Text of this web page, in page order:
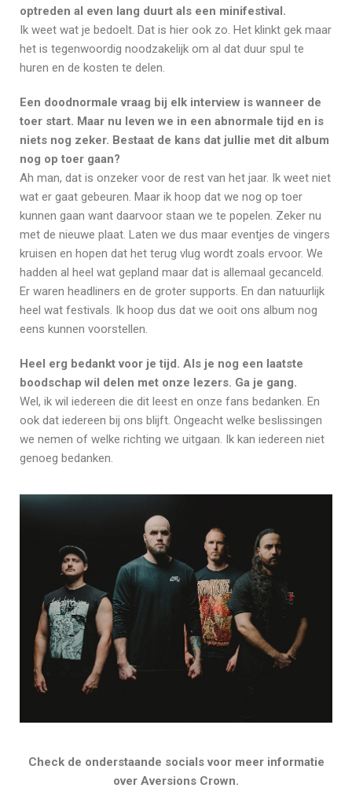
optreden al even lang duurt als een minifestival.
Ik weet wat je bedoelt. Dat is hier ook zo. Het klinkt gek maar
het is tegenwoordig noodzakelijk om al dat duur spul te
huren en de kosten te delen.
Een doodnormale vraag bij elk interview is wanneer de
toer start. Maar nu leven we in een abnormale tijd en is
niets nog zeker. Bestaat de kans dat jullie met dit album
nog op toer gaan?
Ah man, dat is onzeker voor de rest van het jaar. Ik weet niet
wat er gaat gebeuren. Maar ik hoop dat we nog op toer
kunnen gaan want daarvoor staan we te popelen. Zeker nu
met de nieuwe plaat. Laten we dus maar eventjes de vingers
kruisen en hopen dat het terug vlug wordt zoals ervoor. We
hadden al heel wat gepland maar dat is allemaal gecanceld.
Er waren headliners en de groter supports. En dan natuurlijk
heel wat festivals. Ik hoop dus dat we ooit ons album nog
eens kunnen voorstellen.
Heel erg bedankt voor je tijd. Als je nog een laatste
boodschap wil delen met onze lezers. Ga je gang.
Wel, ik wil iedereen die dit leest en onze fans bedanken. En
ook dat iedereen bij ons blijft. Ongeacht welke beslissingen
we nemen of welke richting we uitgaan. Ik kan iedereen niet
genoeg bedanken.
Check de onderstaande socials voor meer informatie
over Aversions Crown.